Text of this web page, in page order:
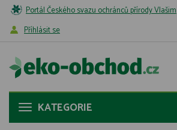
Portál Českého svazu ochránců přírody Vlašim
Příhlásit se
KATEGORIE